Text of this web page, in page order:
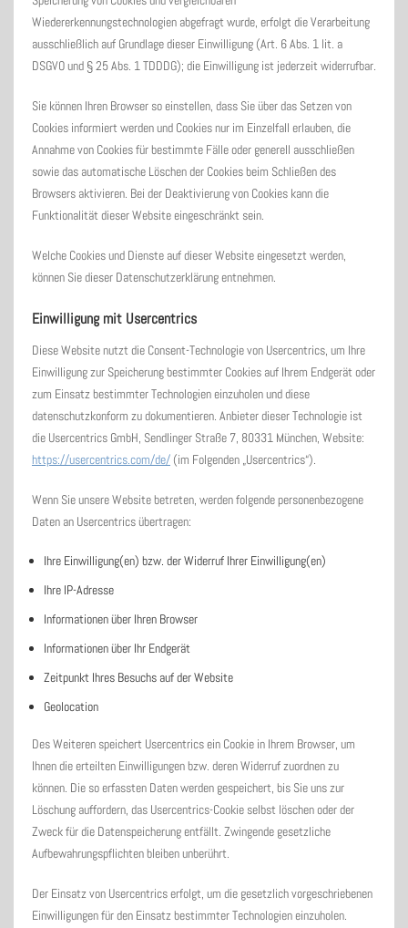
Wiedererkennungstechnologien abgefragt wurde, erfolgt die Verarbeitung
ausschließlich auf Grundlage dieser Einwilligung (Art. 6 Abs. 1 lit. a
DSGVO und § 25 Abs. 1 TDDDG); die Einwilligung ist jederzeit widerrufbar.
Sie können Ihren Browser so einstellen, dass Sie über das Setzen von
Cookies informiert werden und Cookies nur im Einzelfall erlauben, die
Annahme von Cookies für bestimmte Fälle oder generell ausschließen
sowie das automatische Löschen der Cookies beim Schließen des
Browsers aktivieren. Bei der Deaktivierung von Cookies kann die
Funktionalität dieser Website eingeschränkt sein.
Welche Cookies und Dienste auf dieser Website eingesetzt werden,
können Sie dieser Datenschutzerklärung entnehmen.
Einwilligung mit Usercentrics
Diese Website nutzt die Consent-Technologie von Usercentrics, um Ihre
Einwilligung zur Speicherung bestimmter Cookies auf Ihrem Endgerät oder
zum Einsatz bestimmter Technologien einzuholen und diese
datenschutzkonform zu dokumentieren. Anbieter dieser Technologie ist
die Usercentrics GmbH, Sendlinger Straße 7, 80331 München, Website:
https://usercentrics.com/de/ (im Folgenden „Usercentrics“).
Wenn Sie unsere Website betreten, werden folgende personenbezogene
Daten an Usercentrics übertragen:
Ihre Einwilligung(en) bzw. der Widerruf Ihrer Einwilligung(en)
Ihre IP-Adresse
Informationen über Ihren Browser
Informationen über Ihr Endgerät
Zeitpunkt Ihres Besuchs auf der Website
Geolocation
Des Weiteren speichert Usercentrics ein Cookie in Ihrem Browser, um
Ihnen die erteilten Einwilligungen bzw. deren Widerruf zuordnen zu
können. Die so erfassten Daten werden gespeichert, bis Sie uns zur
Löschung auffordern, das Usercentrics-Cookie selbst löschen oder der
Zweck für die Datenspeicherung entfällt. Zwingende gesetzliche
Aufbewahrungspflichten bleiben unberührt.
Der Einsatz von Usercentrics erfolgt, um die gesetzlich vorgeschriebenen
Einwilligungen für den Einsatz bestimmter Technologien einzuholen.